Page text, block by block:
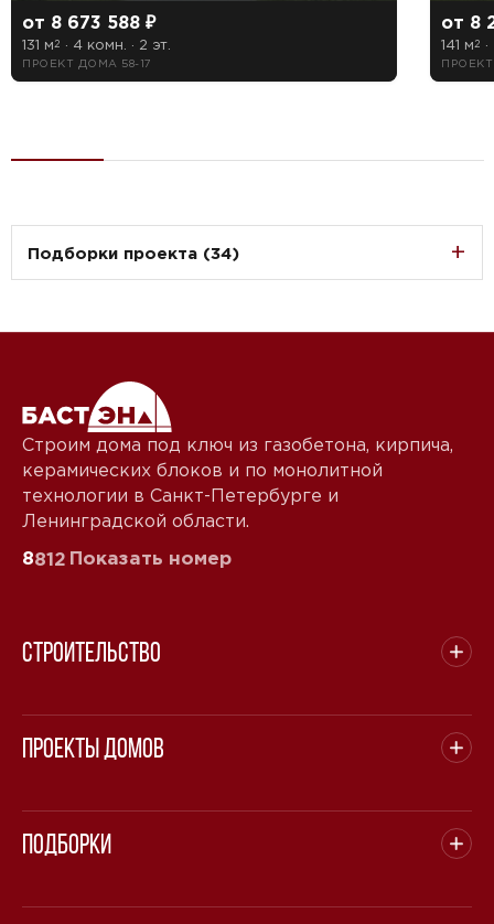
от 8 673 588 ₽
131 м2 · 4 комн. · 2 эт.
ПРОЕКТ ДОМА 58-17
от 8
141 м2
Подборки проекта (34)
Строим дома под ключ из газобетона, кирпича,
керамических блоков и по монолитной
технологии в Санкт-Петербурге и
Ленинградской области.
8812 Показать номер
Строительство
Проекты домов
Подборки